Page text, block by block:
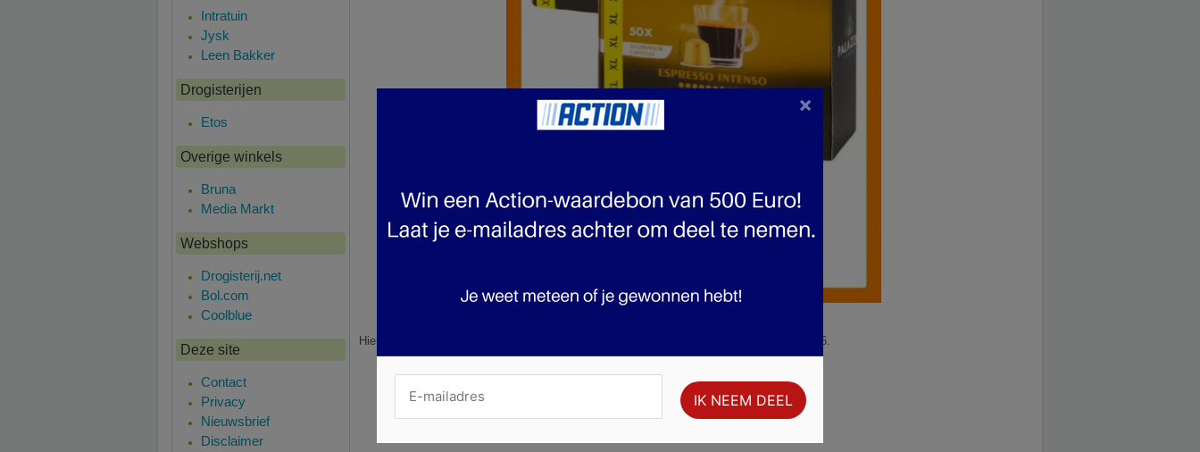
Hier is pagina 1 van 10 pagina's van de Action folder, geldig van 03.06.2026 tot 09.06.2026.
Intratuin
Jysk
Leen Bakker
Drogisterijen
Etos
Overige winkels
Bruna
Media Markt
Webshops
Drogisterij.net
Bol.com
Coolblue
Deze site
Contact
Privacy
Nieuwsbrief
Disclaimer
×